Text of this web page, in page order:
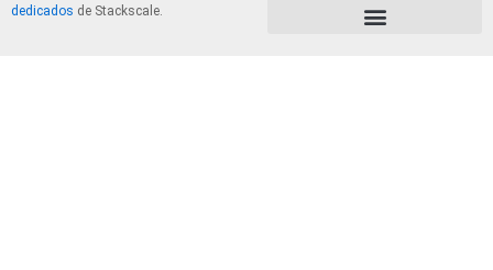
dedicados de Stackscale.